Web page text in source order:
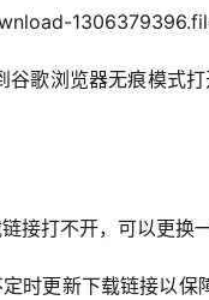
谷歌浏览器无痕模式
接打不开，可以更换
时更新下载链接以